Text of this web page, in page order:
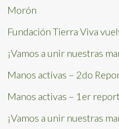
Morón
Fundación Tierra Viva
¡Vamos a unir nuestras
Manos activas – 2do
Manos activas – 1er
¡Vamos a unir nuestras